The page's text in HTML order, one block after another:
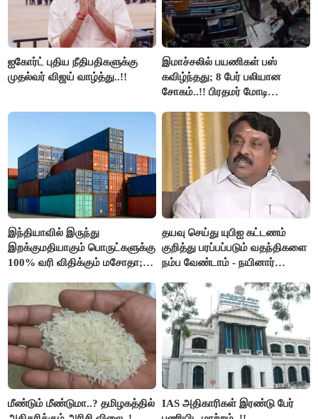
ஐகோர்ட் புதிய நீதிபதிகளுக்கு
முதல்வர் விஜய் வாழ்த்து..!!
இமாச்சலில் பயணிகள் பஸ்
கவிழ்ந்தது; 8 பேர் பலியான
சோகம்..!! பிரதமர் மோடி
இந்தியாவில் இருந்து
இறக்குமதியாகும் பொருட்களுக்கு
100% வரி விதிக்கும் மசோதா;
தயவு செய்து யுபிஐ கட்டணம்
குறித்து பரப்பப்படும் வதந்திகளை
நம்ப வேண்டாம் - நயினார்
மீண்டும் மீண்டுமா..? தமிழகத்தில்
IAS அதிகாரிகள் இரண்டு பேர்